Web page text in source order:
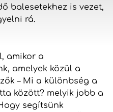
balesetekhez is vezet,
rá.
amikor a
amelyek közül a
– Mi a különbség a
között? melyik jobb a
segítsünk